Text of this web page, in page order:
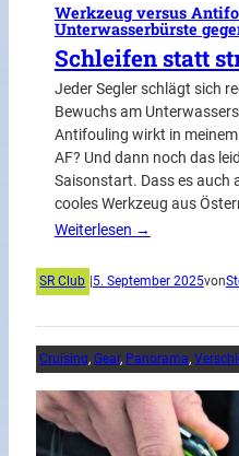
Werkzeug versus
Unterwasserbürste
Schleifen statt
Jeder Segler schlägt sich
Bewuchs am
Antifouling wirkt in
AF? Und dann noch das
Saisonstart. Dass es auch
cooles Werkzeug aus
Weiterlesen →
SR Club 5. September 2025von
Cruising, Gear, Panorama,